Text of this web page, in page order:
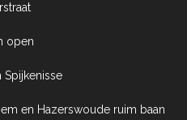
open
en Hazerswoude ruim baan